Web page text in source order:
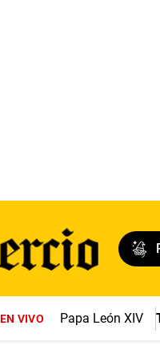
EN VIVO Papa León XIV